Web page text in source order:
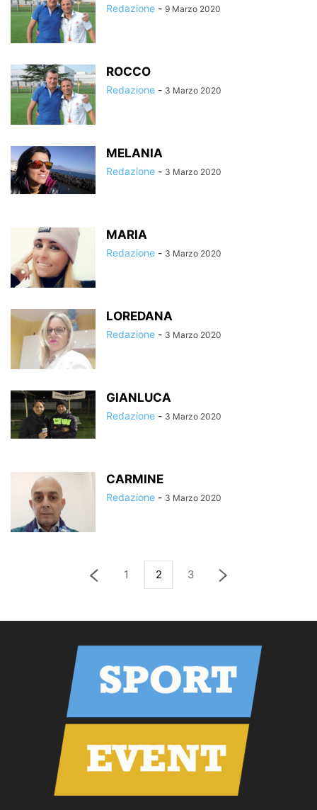
Redazione - 9 Marzo 2020
ROCCO
Redazione - 3 Marzo 2020
MELANIA
Redazione - 3 Marzo 2020
MARIA
Redazione - 3 Marzo 2020
LOREDANA
Redazione - 3 Marzo 2020
GIANLUCA
Redazione - 3 Marzo 2020
CARMINE
Redazione - 3 Marzo 2020
1 2 3